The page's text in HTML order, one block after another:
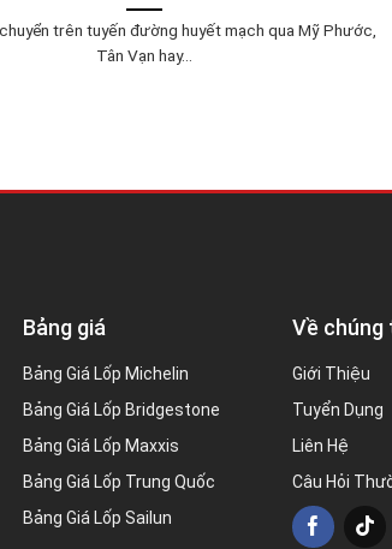
trên tuyến đường huyết mạch qua Mỹ Phước,
Tân Vạn hay...
Bảng giá
Bảng Giá Lốp Michelin
Bảng Giá Lốp Bridgestone
Bảng Giá Lốp Maxxis
Bảng Giá Lốp Trung Quốc
Bảng Giá Lốp Sailun
Về chúng
Giới Thiệu
Tuyển Dụng
Liên Hệ
Câu Hỏi